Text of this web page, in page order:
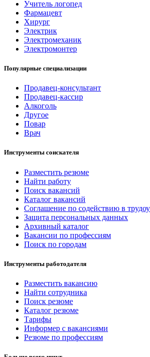
Учитель логопед
Фармацевт
Хирург
Электрик
Электромеханик
Электромонтер
Популярные специализации
Продавец-консультант
Продавец-кассир
Алкоголь
Другое
Повар
Врач
Инструменты соискателя
Разместить резюме
Найти работу
Поиск вакансий
Каталог вакансий
Соглашение по содействию в
Защита персональных данных
Архивный каталог
Вакансии по профессиям
Поиск по городам
Инструменты работодателя
Разместить вакансию
Найти сотрудника
Поиск резюме
Каталог резюме
Тарифы
Информер с вакансиями
Резюме по профессиям